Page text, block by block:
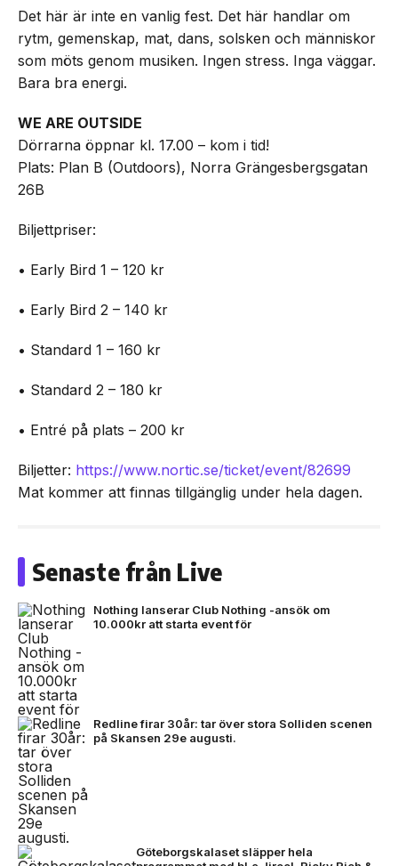
Det här är inte en vanlig fest. Det här handlar om
rytm, gemenskap, mat, dans, solsken och människor
som möts genom musiken. Ingen stress. Inga väggar.
Bara bra energi.
WE ARE OUTSIDE
Dörrarna öppnar kl. 17.00 – kom i tid!
Plats: Plan B (Outdoors), Norra Grängesbergsgatan
26B
Biljettpriser:
• Early Bird 1 – 120 kr
• Early Bird 2 – 140 kr
• Standard 1 – 160 kr
• Standard 2 – 180 kr
• Entré på plats – 200 kr
Biljetter: https://www.nortic.se/ticket/event/82699
Mat kommer att finnas tillgänglig under hela dagen.
Senaste från Live
Nothing lanserar Club Nothing -ansök om
10.000kr att starta event för
Redline firar 30år: tar över stora Solliden scenen
på Skansen 29e augusti.
Göteborgskalaset släpper hela